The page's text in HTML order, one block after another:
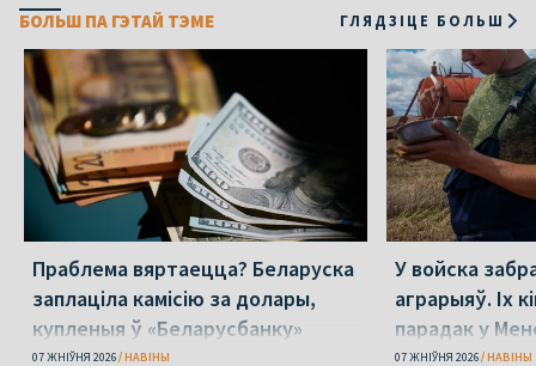
БОЛЬШ ПА ГЭТАЙ ТЭМЕ ГЛЯДЗІЦЕ БОЛЬШ
Праблема вяртаецца? Беларуска
заплаціла камісію за долары,
купленыя ў «Беларусбанку»
07 ЖНІЎНЯ 2026 НАВІНЫ
У войска
аграрыяў. Іх
парадак у
07 ЖНІЎНЯ 2026 НАВІНЫ